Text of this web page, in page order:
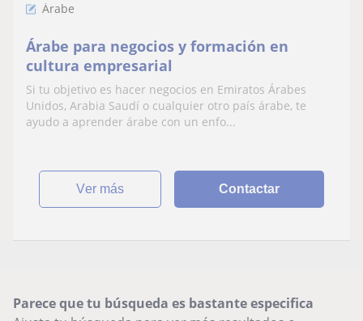
Árabe
Árabe para negocios y formación en
cultura empresarial
Si tu objetivo es hacer negocios en Emiratos Árabes
Unidos, Arabia Saudí o cualquier otro país árabe, te
ayudo a aprender árabe con un enfo...
ver más Contactar
Parece que tu búsqueda es bastante especifica